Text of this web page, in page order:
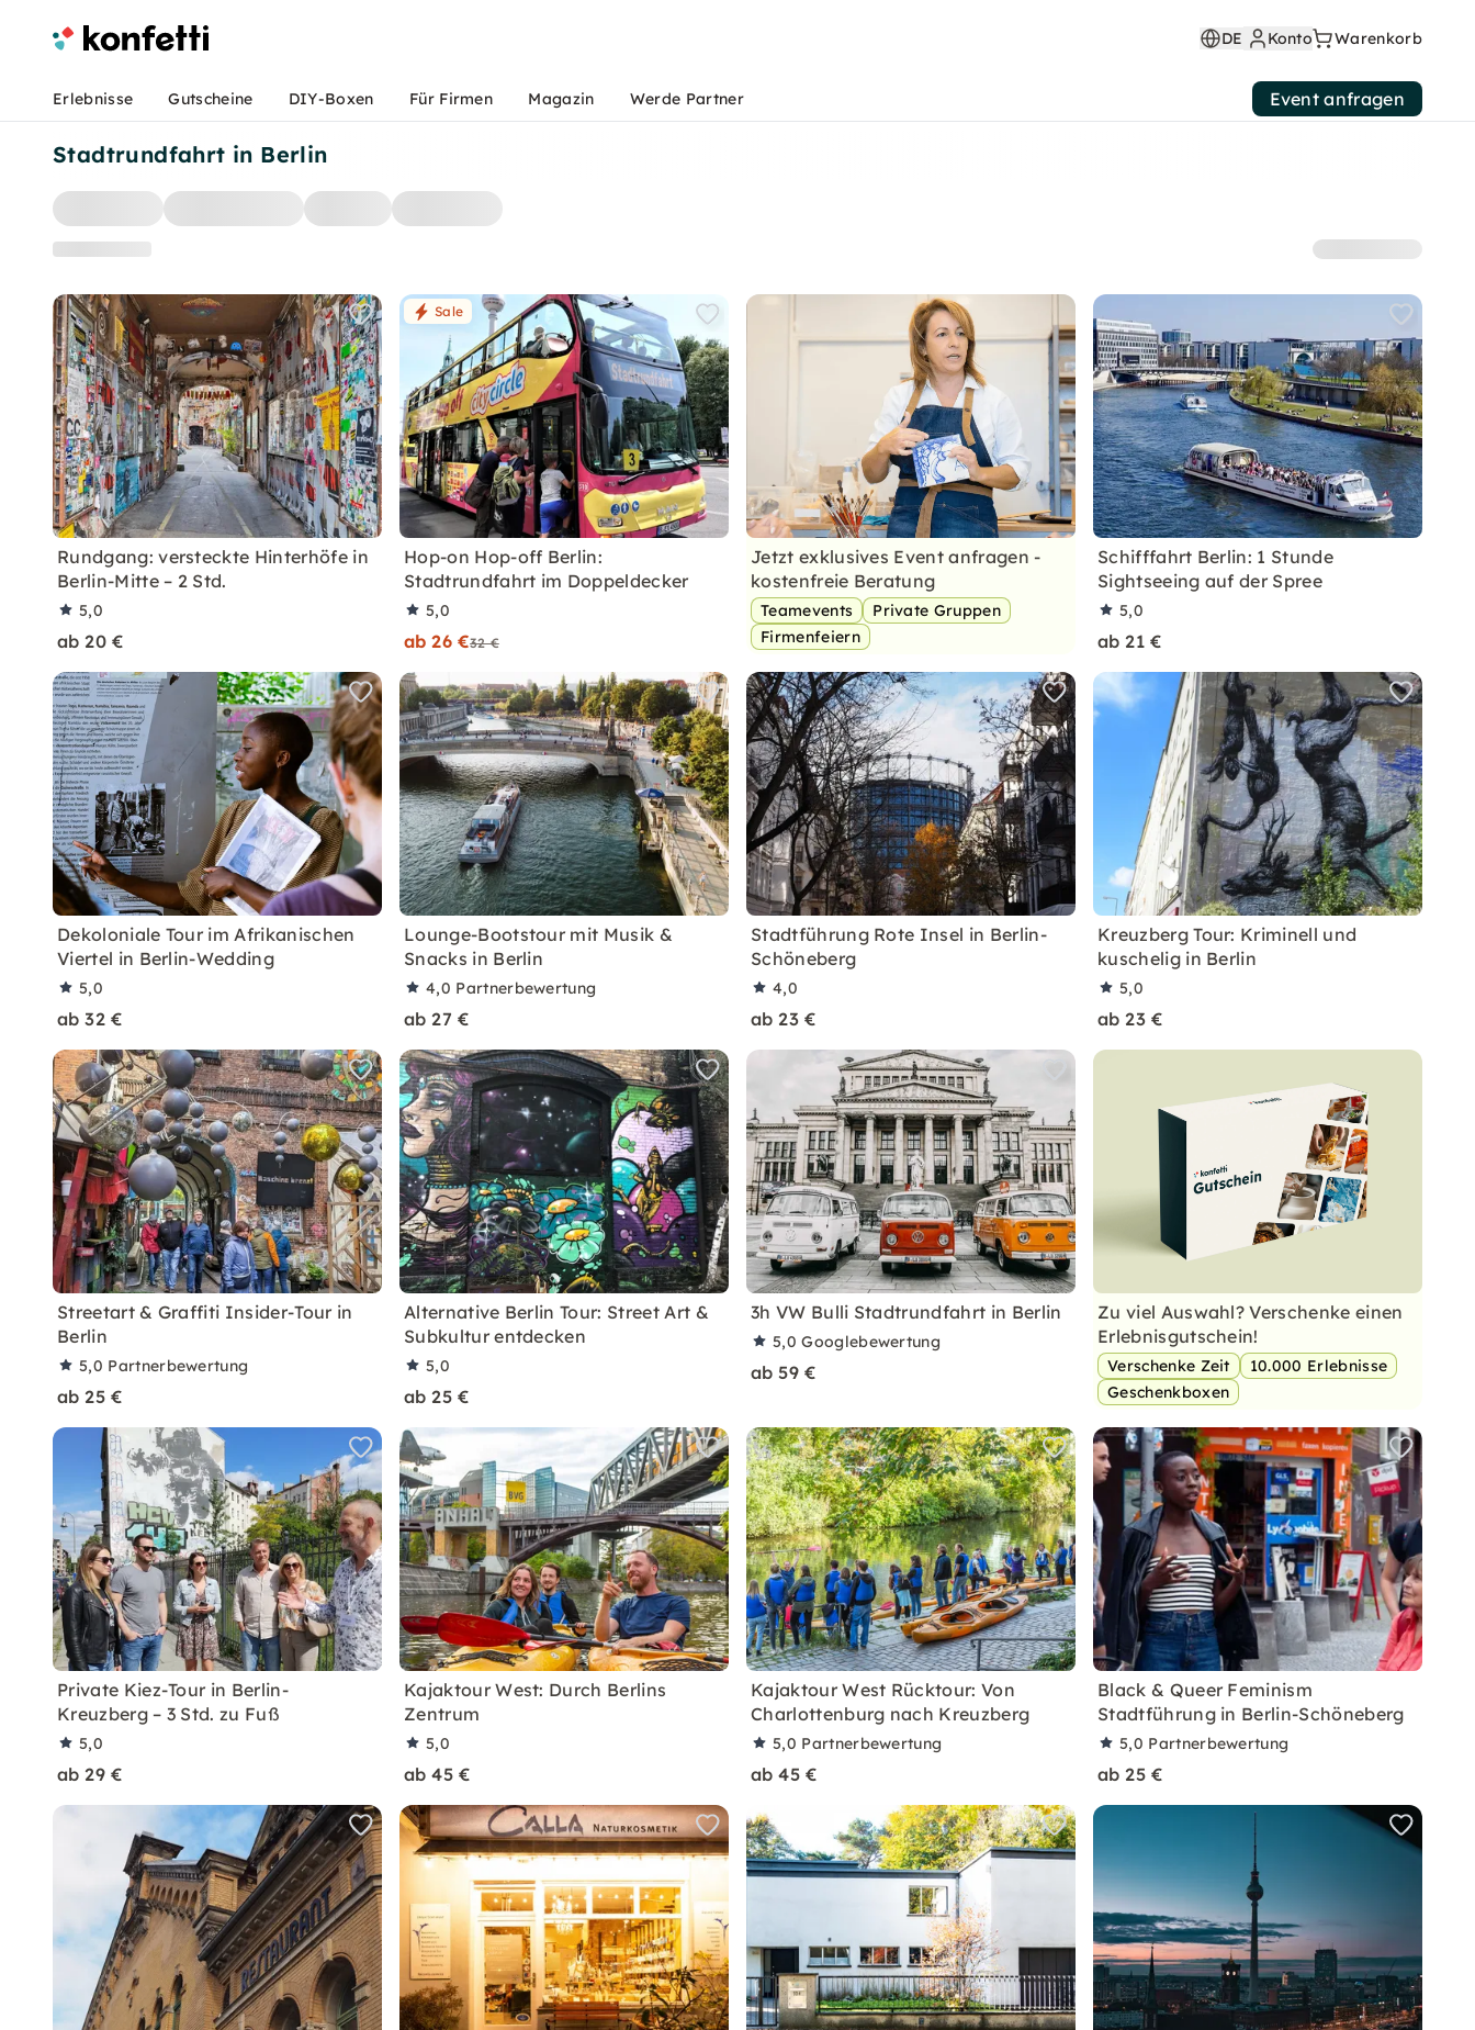
Stadtrundfahrt in Berlin
Rundgang: versteckte Hinterhöfe in
Berlin-Mitte – 2 Std.
5,0
ab 20 €
Sale
Hop-on Hop-off Berlin:
Stadtrundfahrt im Doppeldecker
5,0
ab 26 €32 €
Jetzt exklusives Event anfragen -
kostenfreie Beratung
Teamevents
Private Gruppen
Firmenfeiern
Schifffahrt Berlin: 1 Stunde
Sightseeing auf der Spree
5,0
ab 21 €
Dekoloniale Tour im Afrikanischen
Viertel in Berlin-Wedding
5,0
ab 32 €
Lounge-Bootstour mit Musik &
Snacks in Berlin
4,0 Partnerbewertung
ab 27 €
Stadtführung Rote Insel in Berlin-
Schöneberg
4,0
ab 23 €
Kreuzberg Tour: Kriminell und
kuschelig in Berlin
5,0
ab 23 €
Streetart & Graffiti Insider-Tour in
Berlin
5,0 Partnerbewertung
ab 25 €
Alternative Berlin Tour: Street Art &
Subkultur entdecken
5,0
ab 25 €
3h VW Bulli Stadtrundfahrt in Berlin
5,0Googlebewertung
ab 59 €
Zu viel Auswahl? Verschenke einen
Erlebnisgutschein!
Verschenke Zeit
10.000 Erlebnisse
Geschenkboxen
Private Kiez-Tour in Berlin-
Kreuzberg – 3 Std. zu Fuß
5,0
ab 29 €
Kajaktour West: Durch Berlins
Zentrum
5,0
ab 45 €
Kajaktour West Rücktour: Von
Charlottenburg nach Kreuzberg
5,0 Partnerbewertung
ab 45 €
Black & Queer Feminism
Stadtführung in Berlin-Schöneberg
5,0 Partnerbewertung
ab 25 €
DE Konto Warenkorb
Erlebnisse Gutscheine DIY-Boxen Für Firmen Magazin Werde Partner Event anfragen